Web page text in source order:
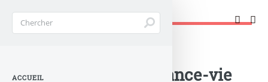
Changer de banque !
Réforme de l’assurance-vie
ACCUEIL